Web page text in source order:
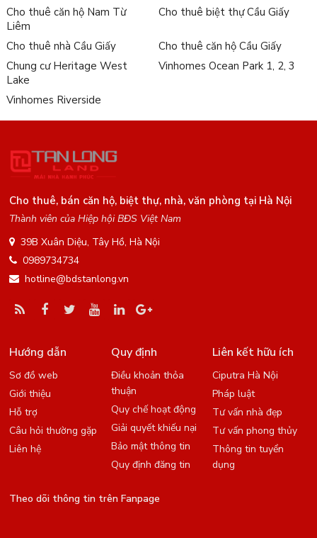
Cho thuê căn hộ Nam Từ
Liêm
Cho thuê biệt thự Cầu Giấy
Cho thuê nhà Cầu Giấy
Cho thuê căn hộ Cầu Giấy
Chung cư Heritage West
Lake
Vinhomes Ocean Park 1, 2, 3
Vinhomes Riverside
Cho thuê, bán căn hộ, biệt thự, nhà, văn phòng tại Hà Nội
Thành viên của Hiệp hội BĐS Việt Nam
39B Xuân Diệu, Tây Hồ, Hà Nội
0989734734
hotline@bdstanlong.vn
Hướng dẫn
Sơ đồ web
Giới thiệu
Hỗ trợ
Câu hỏi thường gặp
Liên hệ
Quy định
Điều khoản thỏa
thuận
Quy chế hoạt động
Giải quyết khiếu nại
Bảo mật thông tin
Quy định đăng tin
Liên kết hữu ích
Ciputra Hà Nội
Pháp luật
Tư vấn nhà đẹp
Tư vấn phong thủy
Thông tin tuyển
dụng
Theo dõi thông tin trên Fanpage